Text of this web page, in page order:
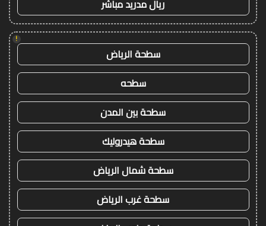
ريال مدريد مباشر
!
سطحة الرياض
سطحه
سطحة بين المدن
سطحة هيدروليك
سطحة شمال الرياض
سطحة غرب الرياض